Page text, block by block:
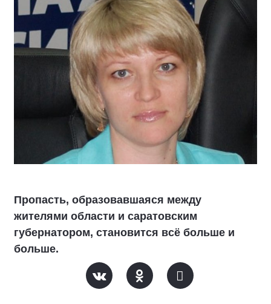
Пропасть, образовавшаяся между
жителями области и саратовским
губернатором, становится всё больше и
больше.